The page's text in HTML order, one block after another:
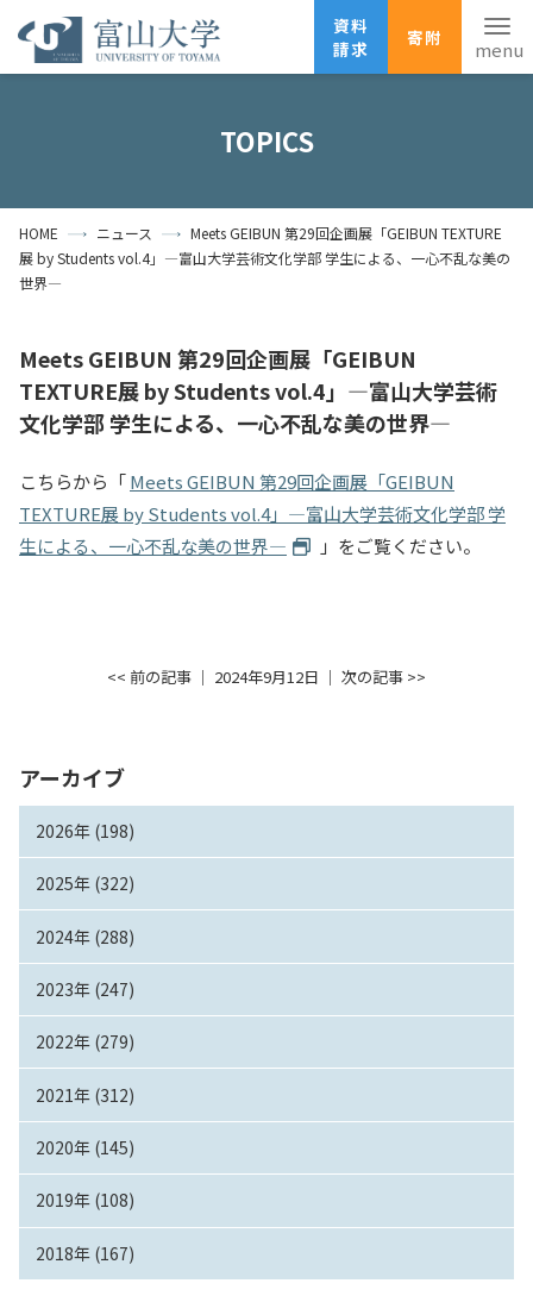
資料
請求
寄附
資料請求
寄附
広報刊行物
卒業生の方 在学生の方 教職員の方
大学紹介
学部・大学院・施設
入試情報
研究・産学官連携
TOPICS
HOME ニュース
Meets GEIBUN 第29回企画展「GEIBUN TEXTURE
展 by Students vol.4」―富山大学芸術文化学部 学生による、一心不乱な美の
世界―
アーカイブ
2026年 (198)
2025年 (322)
2024年 (288)
2023年 (247)
2022年 (279)
2021年 (312)
2020年 (145)
2019年 (108)
2018年 (167)
Meets GEIBUN 第29回企画展「GEIBUN
TEXTURE展 by Students vol.4」―富山大学芸術
文化学部 学生による、一心不乱な美の世界―
こちらから「Meets GEIBUN 第29回企画展「GEIBUN
TEXTURE展 by Students vol.4」―富山大学芸術文化学部 学
生による、一心不乱な美の世界―
」をご覧ください。
<< 前の記事 │ 2024年9月12日 │ 次の記事 >>